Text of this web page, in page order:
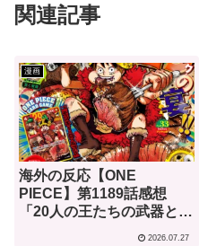
関連記事
漫画
海外の反応【ONE
PIECE】第1189話感想
「20人の王たちの武器とし
2026.07.27